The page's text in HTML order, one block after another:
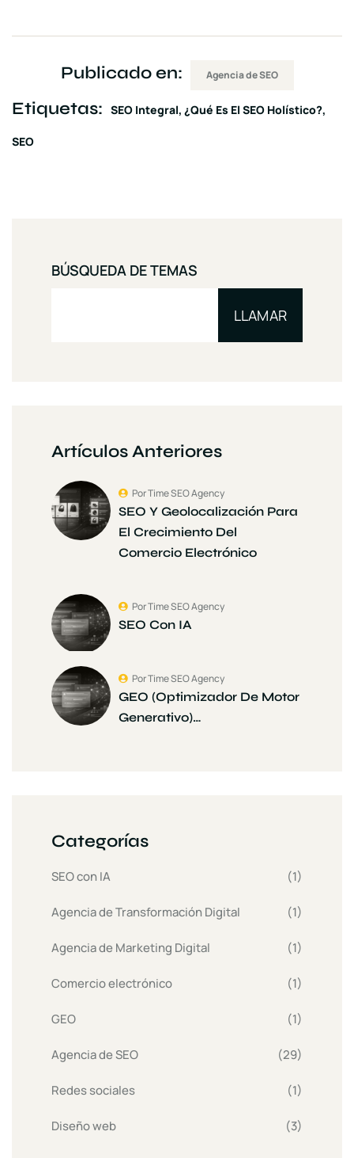
Publicado en: Agencia de SEO
Etiquetas: SEO Integral ¿Qué Es El SEO Holístico?
SEO
BÚSQUEDA DE TEMAS
LLAMAR
Artículos Anteriores
SEO Y Geolocalización Para
El Crecimiento Del
Comercio Electrónico
Por Time SEO Agency
SEO Con IA
Por Time SEO Agency
GEO (Optimizador De Motor
Generativo)…
Por Time SEO Agency
Categorías
SEO con IA (1)
Agencia de Transformación Digital (1)
Agencia de Marketing Digital (1)
Comercio electrónico (1)
GEO (1)
Agencia de SEO (29)
Redes sociales (1)
Diseño web (3)